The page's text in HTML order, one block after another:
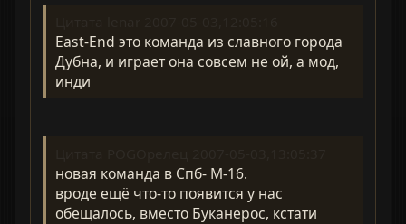
East-End это команда из славного города
Дубна, и играет она совсем не ой, а мод,
инди
новая команда в Спб- М-16.
вроде ещё что-то появится у нас
обещалось, вместо Буканерос, кстати